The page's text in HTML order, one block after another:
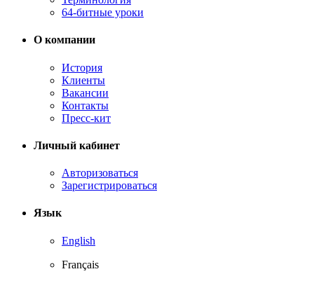
64-битные уроки
О компании
История
Клиенты
Вакансии
Контакты
Пресс-кит
Личный кабинет
Авторизоваться
Зарегистрироваться
Язык
English
Français